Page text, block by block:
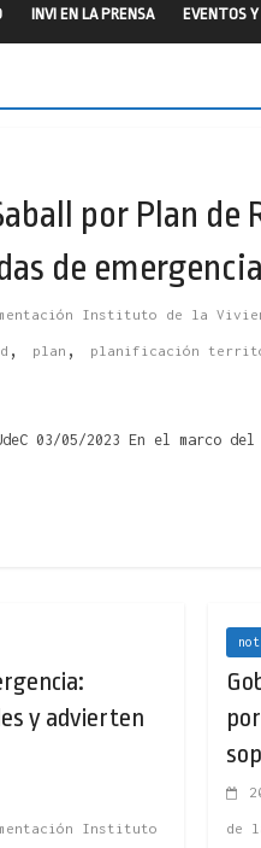
INVI EN LA PRENSA EVENTOS Y
por Plan de
de
Instituto de la
, plan , planificación
03/05/2023 En el marco
y advierten
Instituto de